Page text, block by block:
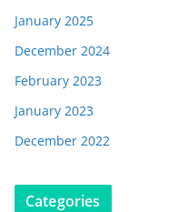
January 2025
December 2024
February 2023
January 2023
December 2022
Categories